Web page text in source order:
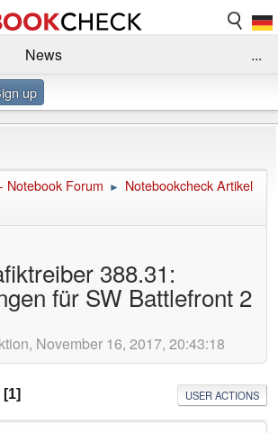
News
...
up
Notebook Forum ► Notebookcheck Artikel
388.31:
für SW Battlefront 2
November 16, 2017, 20:43:18
1 USER ACTIONS